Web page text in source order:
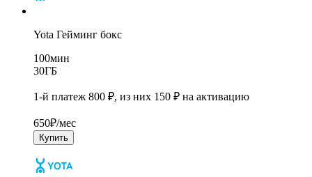
Yota Гейминг бокс
100мин
30ГБ
1-й платеж 800 ₽, из них 150 ₽ на активацию
650₽/мес
Купить